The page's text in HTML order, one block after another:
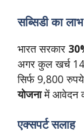
सब्सिडी का लाभ
भारत सरकार
अगर कुल खर्च
सिर्फ 9,800
योजनामें आवेदन
एक्सपर्ट सलाह